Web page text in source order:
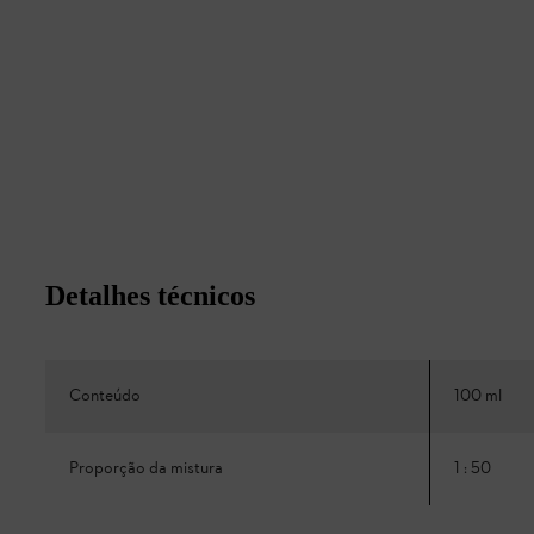
Detalhes técnicos
Conteúdo 100 ml
Proporção da mistura 1 : 50